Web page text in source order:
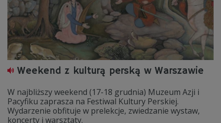
Weekend z kulturą perską w Warszawie
W najbliższy weekend (17-18 grudnia) Muzeum Azji i
Pacyfiku zaprasza na Festiwal Kultury Perskiej.
Wydarzenie obfituje w prelekcje, zwiedzanie wystaw,
koncerty i warsztaty.